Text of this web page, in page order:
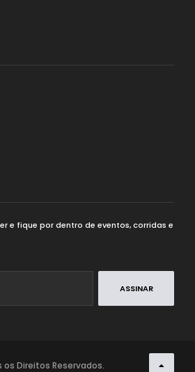
e fique por dentro de eventos, corridas e
ASSINAR
os Direitos Reservados.